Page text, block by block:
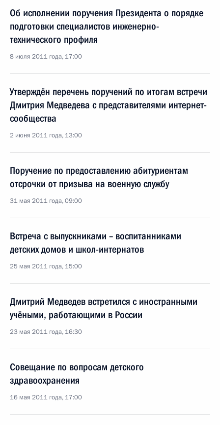
Об исполнении поручения Президента о порядке
подготовки специалистов инженерно-
технического профиля
8 июля 2011 года, 17:00
Утверждён перечень поручений по итогам встречи
Дмитрия Медведева с представителями интернет-
сообщества
2 июня 2011 года, 13:00
Поручение по предоставлению абитуриентам
отсрочки от призыва на военную службу
31 мая 2011 года, 09:00
Встреча с выпускниками – воспитанниками
детских домов и школ-интернатов
25 мая 2011 года, 15:00
Дмитрий Медведев встретился с иностранными
учёными, работающими в России
23 мая 2011 года, 16:30
Совещание по вопросам детского
здравоохранения
16 мая 2011 года, 17:00